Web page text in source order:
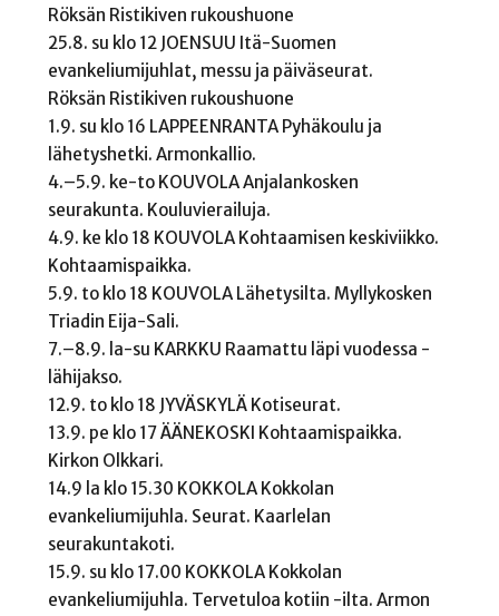
Röksän Ristikiven rukoushuone
25.8. su klo 12 JOENSUU Itä-Suomen
evankeliumijuhlat, messu ja päiväseurat.
Röksän Ristikiven rukoushuone
1.9. su klo 16 LAPPEENRANTA Pyhäkoulu ja
lähetyshetki. Armonkallio.
4.–5.9. ke-to KOUVOLA Anjalankosken
seurakunta. Kouluvierailuja.
4.9. ke klo 18 KOUVOLA Kohtaamisen keskiviikko.
Kohtaamispaikka.
5.9. to klo 18 KOUVOLA Lähetysilta. Myllykosken
Triadin Eija-Sali.
7.–8.9. la-su KARKKU Raamattu läpi vuodessa -
lähijakso.
12.9. to klo 18 JYVÄSKYLÄ Kotiseurat.
13.9. pe klo 17 ÄÄNEKOSKI Kohtaamispaikka.
Kirkon Olkkari.
14.9 la klo 15.30 KOKKOLA Kokkolan
evankeliumijuhla. Seurat. Kaarlelan
seurakuntakoti.
15.9. su klo 17.00 KOKKOLA Kokkolan
evankeliumijuhla. Tervetuloa kotiin -ilta. Armon